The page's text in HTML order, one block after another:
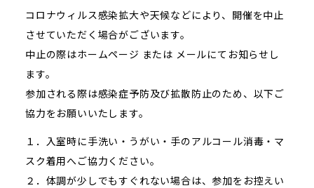
コロナウィルス感染拡大や天候などにより、開催を中止
させていただく場合がございます。
中止の際はホームページ または メールにてお知らせし
ます。
参加される際は感染症予防及び拡散防止のため、以下ご
協力をお願いいたします。
１．入室時に手洗い・うがい・手のアルコール消毒・マ
スク着用へご協力ください。
２．体調が少しでもすぐれない場合は、参加をお控えい